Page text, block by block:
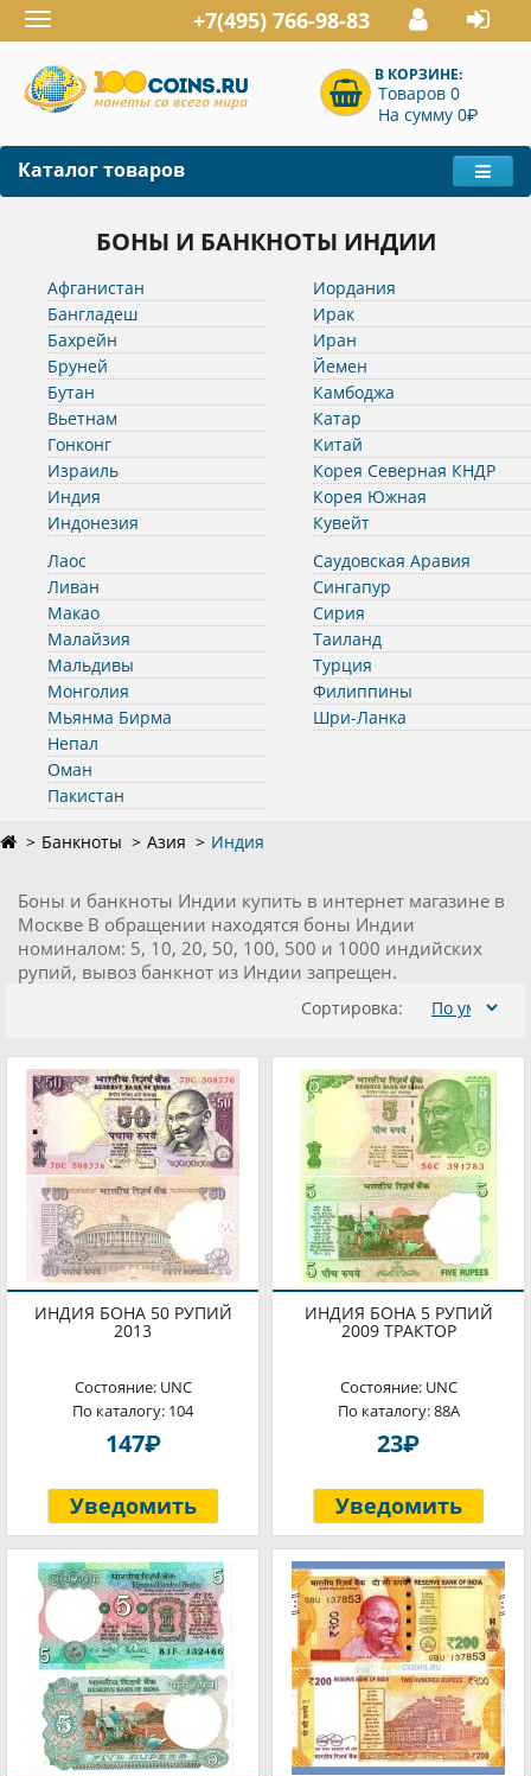
Toggle
navigation
+7(495) 766-98-83
В КОРЗИНЕ:
Товаров 0
На сумму 0P
Каталог товаров
БОНЫ И БАНКНОТЫ ИНДИИ
Афганистан
Бангладеш
Бахрейн
Бруней
Бутан
Вьетнам
Гонконг
Израиль
Индия
Индонезия
Иордания
Ирак
Иран
Йемен
Камбоджа
Катар
Китай
Корея Северная КНДР
Корея Южная
Кувейт
Лаос
Ливан
Макао
Малайзия
Мальдивы
Монголия
Мьянма Бирма
Непал
Оман
Пакистан
Саудовская Аравия
Сингапур
Сирия
Таиланд
Турция
Филиппины
Шри-Ланка
Банкноты Азия Индия
Боны и банкноты Индии купить в интернет магазине в
Москве В обращении находятся боны Индии
номиналом: 5, 10, 20, 50, 100, 500 и 1000 индийских
рупий, вывоз банкнот из Индии запрещен.
Сортировка:
ИНДИЯ БОНА 50 РУПИЙ
2013
Состояние: UNC
По каталогу: 104
147P
Уведомить
ИНДИЯ БОНА 5 РУПИЙ
2009 ТРАКТОР
Состояние: UNC
По каталогу: 88A
23P
Уведомить